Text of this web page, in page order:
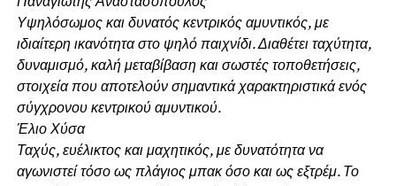
Υψηλόσωμος και δυνατός κεντρικός αμυντικός, με
ιδιαίτερη ικανότητα στο ψηλό παιχνίδι. Διαθέτει ταχύτητα,
δυναμισμό, καλή μεταβίβαση και σωστές τοποθετήσεις,
στοιχεία που αποτελούν σημαντικά χαρακτηριστικά ενός
σύγχρονου κεντρικού αμυντικού.
Έλιο Χύσα
Ταχύς, ευέλικτος και μαχητικός, με δυνατότητα να
αγωνιστεί τόσο ως πλάγιος μπακ όσο και ως εξτρέμ. Το